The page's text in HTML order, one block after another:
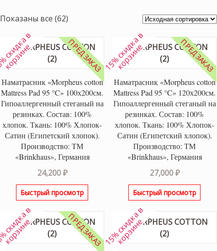
Показаны все (62)
Наматрасник «Morpheus cotton
Mattress Pad 95 °C» 100х200см.
Гипоаллергенный стеганый на
резинках. Состав: 100%
хлопок. Ткань: 100% Хлопок-
Сатин (Египетский хлопок).
Производство: ТМ
«Brinkhaus», Германия
24,200₽
Быстрый просмотр
ПРЕДЗАКАЗ
д
е
Наматрасник «Morpheus cotton
Mattress Pad 95 °C» 120х200см.
Гипоаллергенный стеганый на
резинках. Состав: 100%
хлопок. Ткань: 100% Хлопок-
Сатин (Египетский хлопок).
Производство: ТМ
«Brinkhaus», Германия
27,000₽
Быстрый просмотр
ПРЕДЗАКАЗ
1
5
%
с
к
и
д
к
а
в
к
о
р
з
и
н
е
ПРЕДЗАКАЗ
д
е 1
5
%
с
к
и
д
к
а
в
к
о
р
з
и
н
е